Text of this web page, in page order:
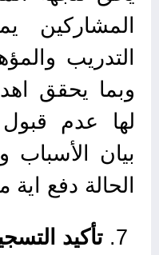
المشاركين
التدريب
وبما يحقق
لها عدم
بيان الأسباب
الحالة دفع اية
تأكيد